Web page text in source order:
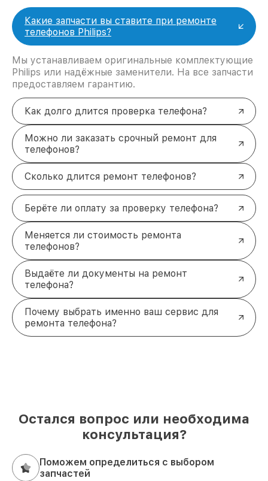
Какие запчасти вы ставите при ремонте
телефонов Philips?
Мы устанавливаем оригинальные комплектующие
Philips или надёжные заменители. На все запчасти
предоставляем гарантию.
Как долго длится проверка телефона?
Можно ли заказать срочный ремонт для
телефонов?
Сколько длится ремонт телефонов?
Берёте ли оплату за проверку телефона?
Меняется ли стоимость ремонта
телефонов?
Выдаёте ли документы на ремонт
телефона?
Почему выбрать именно ваш сервис для
ремонта телефона?
Остался вопрос или необходима
консультация?
Поможем определиться с выбором
запчастей